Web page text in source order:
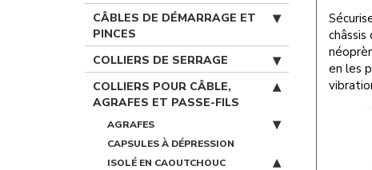
CÂBLES DE DÉMARRAGE ET
PINCES
COLLIERS DE SERRAGE
COLLIERS POUR CÂBLE,
AGRAFES ET PASSE-FILS
AGRAFES
CAPSULES À DÉPRESSION
ISOLÉ EN CAOUTCHOUC
en les